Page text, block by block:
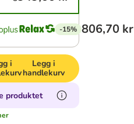
-15% 806,70 kr
i
Legg i
handlekurv
produktet